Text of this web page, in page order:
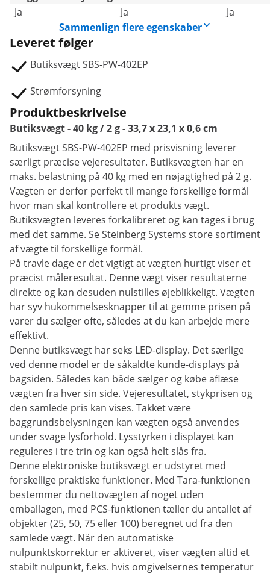
Ja
Ja
Ja
Sammenlign flere egenskaber
Leveret følger
Butiksvægt SBS-PW-402EP
Strømforsyning
Produktbeskrivelse
Butiksvægt - 40 kg / 2 g - 33,7 x 23,1 x 0,6 cm
Butiksvægt SBS-PW-402EP med prisvisning leverer
særligt præcise vejeresultater. Butiksvægten har en
maks. belastning på 40 kg med en nøjagtighed på 2 g.
Vægten er derfor perfekt til mange forskellige formål
hvor man skal kontrollere et produkts vægt.
Butiksvægten leveres forkalibreret og kan tages i brug
med det samme. Se Steinberg Systems store sortiment
af vægte til forskellige formål.
På travle dage er det vigtigt at vægten hurtigt viser et
præcist måleresultat. Denne vægt viser resultaterne
direkte og kan desuden nulstilles øjeblikkeligt. Vægten
har syv hukommelsesknapper til at gemme prisen på
varer du sælger ofte, således at du kan arbejde mere
effektivt.
Denne butiksvægt har seks LED-display. Det særlige
ved denne model er de såkaldte kunde-displays på
bagsiden. Således kan både sælger og købe aflæse
vægten fra hver sin side. Vejeresultatet, stykprisen og
den samlede pris kan vises. Takket være
baggrundsbelysningen kan vægten også anvendes
under svage lysforhold. Lysstyrken i displayet kan
reguleres i tre trin og kan også helt slås fra.
Denne elektroniske butiksvægt er udstyret med
forskellige praktiske funktioner. Med Tara-funktionen
bestemmer du nettovægten af noget uden
emballagen, med PCS-funktionen tæller du antallet af
objekter (25, 50, 75 eller 100) beregnet ud fra den
samlede vægt. Når den automatiske
nulpunktskorrektur er aktiveret, viser vægten altid et
stabilt nulpunkt, f.eks. hvis omgivelsernes temperatur